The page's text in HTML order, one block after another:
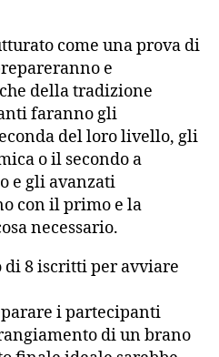
come una prova di
e
della tradizione
faranno gli
del loro livello, gli
o il secondo a
e gli avanzati
con il primo e la
necessario.
8 iscritti per avviare
i partecipanti
di un brano